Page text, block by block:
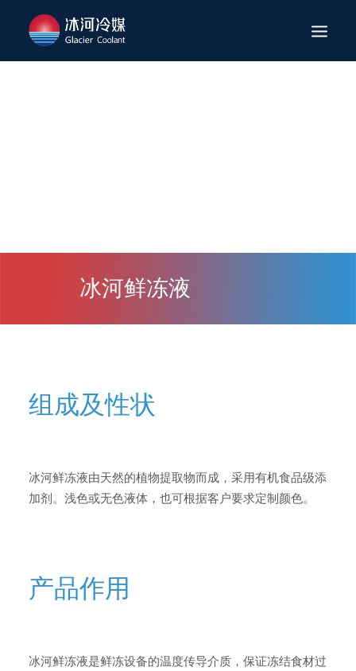
冰河鲜冻液
组成及性状
冰河鲜冻液由天然的植物提取物而成，采用有机食品级添
加剂。浅色或无色液体，也可根据客户要求定制颜色。
产品作用
冰河鲜冻液是鲜冻设备的温度传导介质，保证冻结食材过